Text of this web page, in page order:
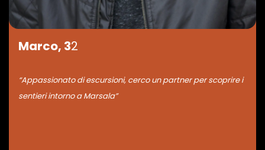
Marco, 32
“Appassionato di escursioni, cerco un partner per scoprire i
sentieri intorno a Marsala”